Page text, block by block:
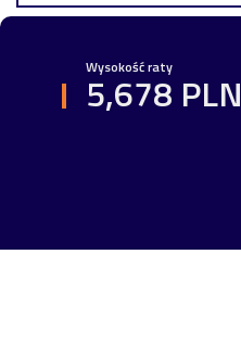
Wysokość raty
5,678 PLN